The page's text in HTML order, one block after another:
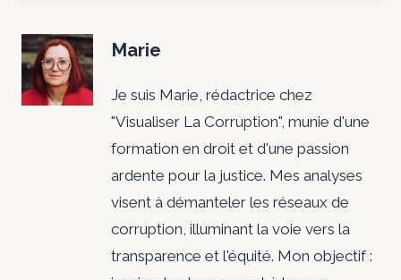
Marie
Je suis Marie, rédactrice chez
"Visualiser La Corruption", munie d'une
formation en droit et d'une passion
ardente pour la justice. Mes analyses
visent à démanteler les réseaux de
corruption, illuminant la voie vers la
transparence et l'équité. Mon objectif :